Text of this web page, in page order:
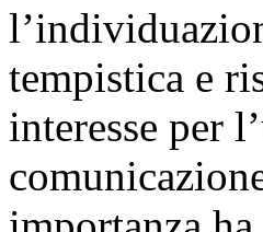
tempistica e
interesse per